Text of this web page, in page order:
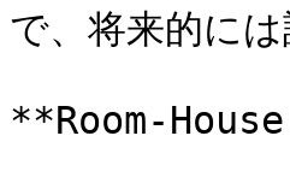
で、将来的に